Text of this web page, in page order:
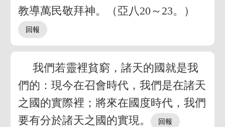
教導萬民敬拜神。（亞八20～23。）
我們若靈裡貧窮，諸天的國就是我
們的：現今在召會時代，我們是在諸天
之國的實際裡；將來在國度時代，我們
要有分於諸天之國的實現。